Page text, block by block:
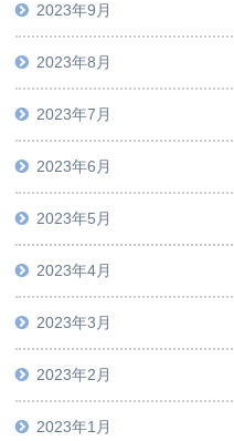
2023年9月
2023年8月
2023年7月
2023年6月
2023年5月
2023年4月
2023年3月
2023年2月
2023年1月